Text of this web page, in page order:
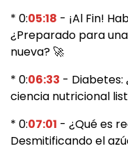
* 0:05:18 - ¡Al Fin!
¿Preparado para
nueva? 🚀
* 0:06:33 - Diabetes:
ciencia nutricional
* 0:07:01 - ¿Qué es
Desmitificando el